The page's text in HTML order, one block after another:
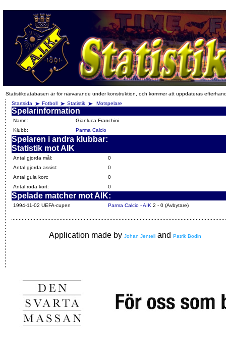
Statistikdatabasen är för närvarande under konstruktion, och kommer att uppdateras
Startsida
Fotboll Statistik Motspelare
Spelarinformation
Namn:
Gianluca Franchini
Klubb:
Parma Calcio
Spelaren i andra klubbar:
Statistik mot AIK
Antal gjorda mål:
0
Antal gjorda assist:
0
Antal gula kort:
0
Antal röda kort:
0
Spelade matcher mot AIK:
1994-11-02 UEFA-cupen Parma Calcio - AIK 2 - 0 (Avbytare)
Application made by Johan Jentell and Patrik Bodin